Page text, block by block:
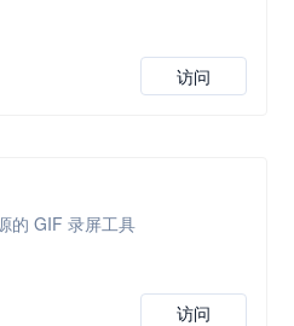
访问
的 GIF 录屏工具
访问